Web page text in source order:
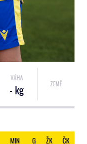
VÁHA
- kg ZEMĚ
MIN G ŽK ČK